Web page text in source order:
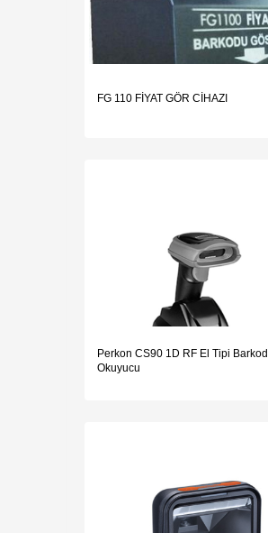
FG 110 FİYAT GÖR CİHAZI
Perkon CS90 1D RF El Tipi Barkod
Okuyucu